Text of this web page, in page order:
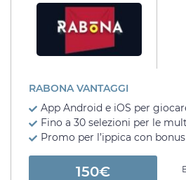
RABONA VANTAGGI
App Android e iOS per
Fino a 30 selezioni per le
Promo per l’ippica con
150€